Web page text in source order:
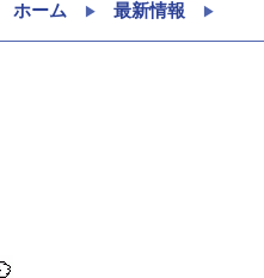
ホーム 最新情報